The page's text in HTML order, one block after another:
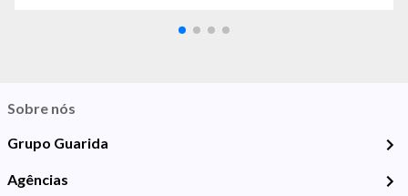
Sobre nós
Grupo Guarida
Agências